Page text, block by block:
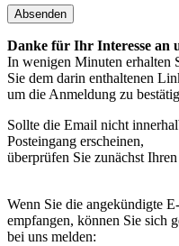
Absenden
Danke für Ihr Interesse an
In wenigen Minuten erhalten
Sie dem darin enthaltenen
um die Anmeldung zu
Sollte die Email nicht
Posteingang erscheinen,
überprüfen Sie zunächst
Wenn Sie die angekündigte
empfangen, können Sie sich
bei uns melden: